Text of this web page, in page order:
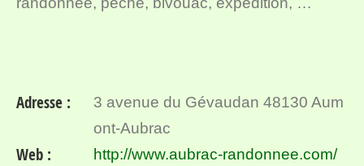
Adresse :
3 avenue du Gévaudan 48130 Aum
ont-Aubrac
Web : http://www.aubrac-randonnee.com/